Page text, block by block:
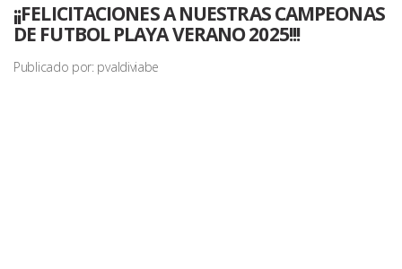
¡¡FELICITACIONES A NUESTRAS CAMPEONAS
DE FUTBOL PLAYA VERANO 2025!!!
Publicado por: pvaldiviabe